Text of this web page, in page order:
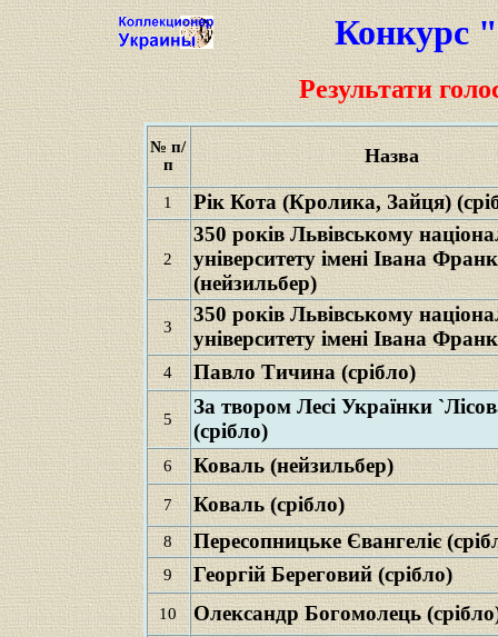
Конкурс
Результати
№ п/
п
Назва
1 Рік Кота (Кролика, Зайця)
2
350 років Львівському
університету імені Івана
(нейзильбер)
3
350 років Львівському
університету імені Івана
4 Павло Тичина (срібло)
5
За твором Лесі Українки
(срібло)
6 Коваль (нейзильбер)
7 Коваль (срібло)
8 Пересопницьке Євангеліє
9 Георгій Береговий (срібло)
10 Олександр Богомолець